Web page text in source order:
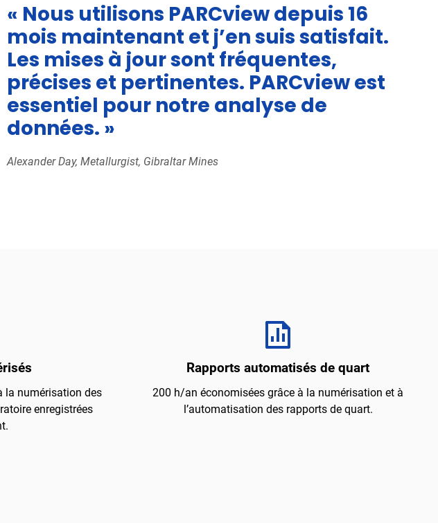
« Nous utilisons PARCview depuis 16
mois maintenant et j’en suis satisfait.
Les mises à jour sont fréquentes,
précises et pertinentes. PARCview est
essentiel pour notre analyse de
données. »
Alexander Day, Metallurgist, Gibraltar Mines
la numérisation des
enregistrées
Rapports automatisés de quart
200 h/an économisées grâce à la numérisation et à
l’automatisation des rapports de quart.